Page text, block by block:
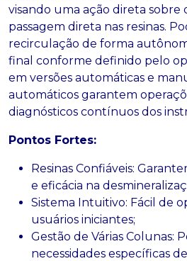
visando uma ação direta sobre
passagem direta nas resinas.
recirculação de forma
final conforme definido pelo
em versões automáticas e
automáticos garantem
diagnósticos contínuos dos
Pontos Fortes:
Resinas Confiáveis:
e eficácia na
Sistema Intuitivo: Fácil de
usuários iniciantes;
Gestão de Várias Colunas:
necessidades específicas